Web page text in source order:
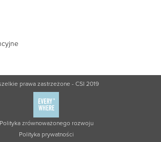
prawa zastrzeżone - CSI 2019
Polityka zrównoważonego rozwoju
Polityka prywatności